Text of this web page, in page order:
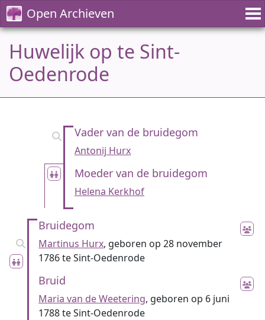
Open Archieven
Huwelijk op te Sint-
Oedenrode
Vader van de bruidegom
Antonij Hurx
Moeder van de bruidegom
Helena Kerkhof
Bruidegom
Martinus Hurx, geboren op 28 november
1786 te Sint-Oedenrode
Bruid
Maria van de Weetering, geboren op 6 juni
1788 te Sint-Oedenrode